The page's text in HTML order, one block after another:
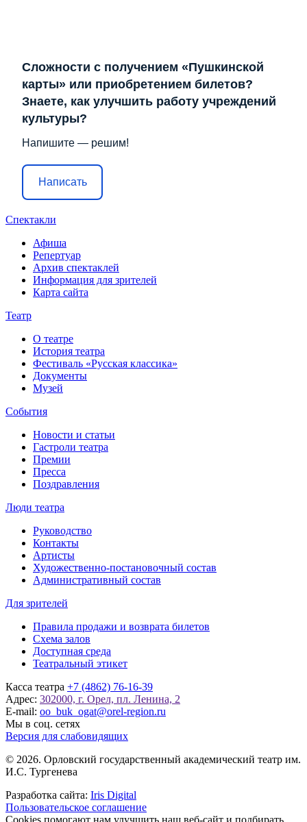
Сложности с получением «Пушкинской
карты» или приобретением билетов?
Знаете, как улучшить работу учреждений
культуры?
Напишите — решим!
Написать
Спектакли
Афиша
Репертуар
Архив спектаклей
Информация для зрителей
Карта сайта
Театр
О театре
История театра
Фестиваль «Русская классика»
Документы
Музей
События
Новости и статьи
Гастроли театра
Премии
Пресса
Поздравления
Люди театра
Руководство
Контакты
Артисты
Художественно-постановочный состав
Административный состав
Для зрителей
Правила продажи и возврата билетов
Схема залов
Доступная среда
Театральный этикет
Касса театра +7 (4862) 76-16-39
Адрес: 302000, г. Орел, пл. Ленина, 2
E-mail: oo_buk_ogat@orel-region.ru
Мы в соц. сетях
Версия для слабовидящих
© 2026. Орловский государственный академический театр им.
И.С. Тургенева
Разработка сайта: Iris Digital
Пользовательское соглашение
Cookies помогают нам улучшить наш веб-сайт и подбирать